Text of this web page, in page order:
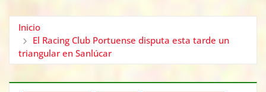
Inicio
El Racing Club Portuense disputa esta tarde un
triangular en Sanlúcar